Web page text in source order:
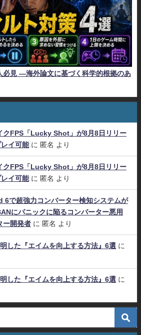
必見 ―海外論文に基づく科学的根拠のあ
クFPS「Lucky Shot」が8月8日リリー
イ可能に 匿名 より
クFPS「Lucky Shot」が8月8日リリー
イ可能に 匿名 より
6で超強力コンバーター検知システムが
にパニックに陥るコンバーター悪用
ー開発者 に 匿名 より
した『エイムを向上する方法』6選 に
した『エイムを向上する方法』6選 に